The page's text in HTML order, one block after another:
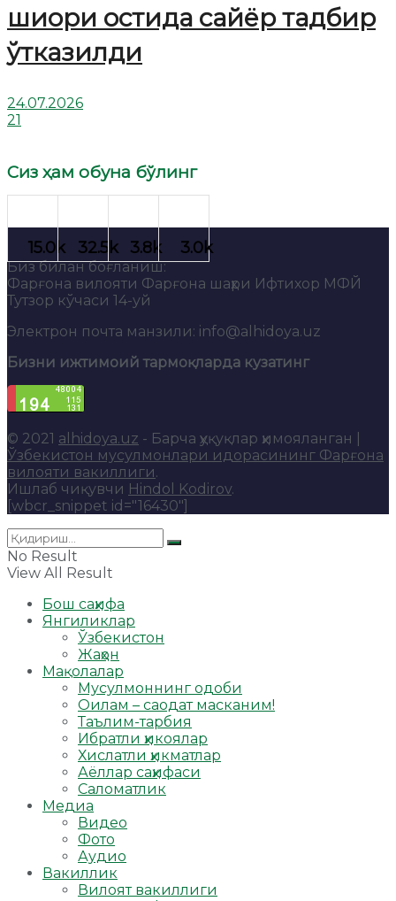
шиори остида сайёр тадбир
ўтказилди
24.07.2026
21
Сиз ҳам обуна бўлинг
Биз билан боғланиш:
Фарғона вилояти Фарғона шаҳри Ифтихор МФЙ
Тутзор кўчаси 14-уй
Электрон почта манзили: info@alhidoya.uz
Бизни ижтимоий тармоқларда кузатинг
© 2021 alhidoya.uz - Барча ҳуқуқлар ҳимояланган |
Ўзбекистон мусулмонлари идорасининг Фарғона
вилояти вакиллиги.
Ишлаб чиқувчи Hindol Kodirov.
[wbcr_snippet id="16430"]
No Result
View All Result
Бош саҳифа
Янгиликлар
Ўзбекистон
Жаҳон
Мақолалар
Мусулмоннинг одоби
Оилам – саодат масканим!
Таълим-тарбия
Ибратли ҳикоялар
Хислатли ҳикматлар
Аёллар саҳифаси
Саломатлик
Медиа
Видео
Фото
Аудио
Вакиллик
Вилоят вакиллиги